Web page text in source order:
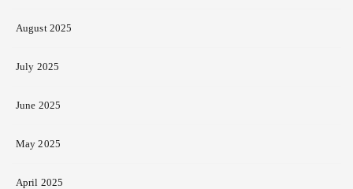
August 2025
July 2025
June 2025
May 2025
April 2025